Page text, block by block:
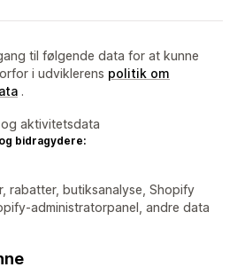
til følgende data for at kunne
i udviklerens politik om
.
og aktivitetsdata
bidragydere:
rabatter, butiksanalyse, Shopify
administratorpanel, andre data